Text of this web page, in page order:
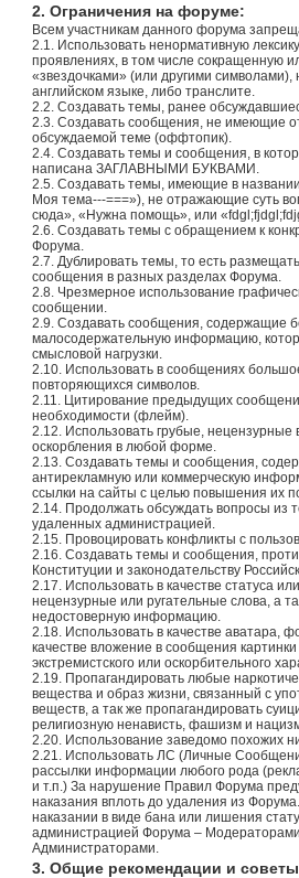
2. Ограничения на форуме:
Всем участникам данного форума
2.1. Использовать ненормативную
проявлениях, в том числе сокращенную
«звездочками» (или другими символами),
английском языке, либо транслите.
2.2. Создавать темы, ранее
2.3. Создавать сообщения, не имеющие
обсуждаемой теме (оффтопик).
2.4. Создавать темы и сообщения, в
написана ЗАГЛАВНЫМИ БУКВАМИ.
2.5. Создавать темы, имеющие в
Моя тема---===»), не отражающие суть
сюда», «Нужна помощь», или
2.6. Создавать темы с обращением к
Форума.
2.7. Дублировать темы, то есть
сообщения в разных разделах Форума.
2.8. Чрезмерное использование
сообщении.
2.9. Создавать сообщения, содержащие
малосодержательную информацию,
смысловой нагрузки.
2.10. Использовать в сообщениях
повторяющихся символов.
2.11. Цитирование предыдущих
необходимости (флейм).
2.12. Использовать грубые, нецензурные
оскорбления в любой форме.
2.13. Создавать темы и сообщения,
антирекламную или коммерческую
ссылки на сайты с целью повышения их
2.14. Продолжать обсуждать вопросы из
удаленных администрацией.
2.15. Провоцировать конфликты с
2.16. Создавать темы и сообщения,
Конституции и законодательству
2.17. Использовать в качестве статуса
нецензурные или ругательные слова, а
недостоверную информацию.
2.18. Использовать в качестве аватара,
качестве вложение в сообщения
экстремистского или оскорбительного
2.19. Пропагандировать любые
вещества и образ жизни, связанный с
веществ, а так же пропагандировать
религиозную ненависть, фашизм и
2.20. Использование заведомо похожих
2.21. Использовать ЛС (Личные
рассылки информации любого рода
и т.п.) За нарушение Правил Форума
наказания вплоть до удаления из
наказании в виде бана или лишения
администрацией Форума –
Администраторами.
3. Общие рекомендации и